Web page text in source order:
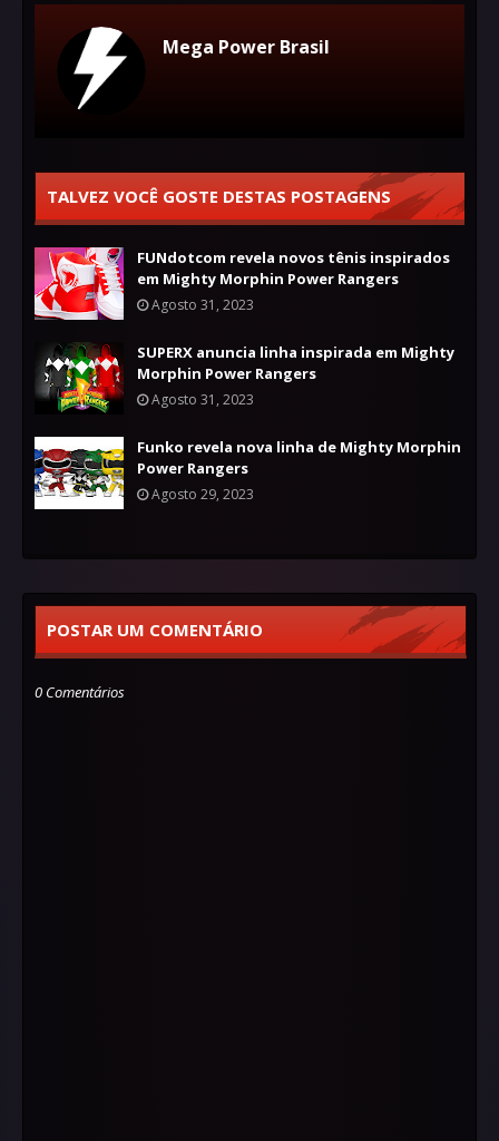
Mega Power Brasil
TALVEZ VOCÊ GOSTE DESTAS POSTAGENS
FUNdotcom revela novos tênis inspirados
em Mighty Morphin Power Rangers
Agosto 31, 2023
SUPERX anuncia linha inspirada em Mighty
Morphin Power Rangers
Agosto 31, 2023
Funko revela nova linha de Mighty Morphin
Power Rangers
Agosto 29, 2023
POSTAR UM COMENTÁRIO
0 Comentários